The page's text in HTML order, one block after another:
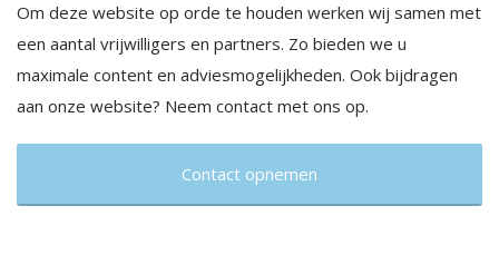
Om deze website op orde te houden werken wij samen met
een aantal vrijwilligers en partners. Zo bieden we u
maximale content en adviesmogelijkheden. Ook bijdragen
aan onze website? Neem contact met ons op.
Contact opnemen